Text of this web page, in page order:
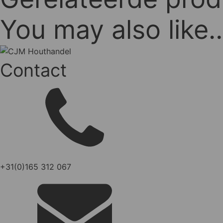
You may also
Contact
+31(0)165 312 067